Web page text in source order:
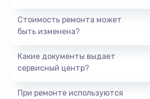
1440 руб.
Ремонт южного моста
Стоимость ремонта может
быть изменена?
Какие документы выдает
сервисный центр?
При ремонте используются